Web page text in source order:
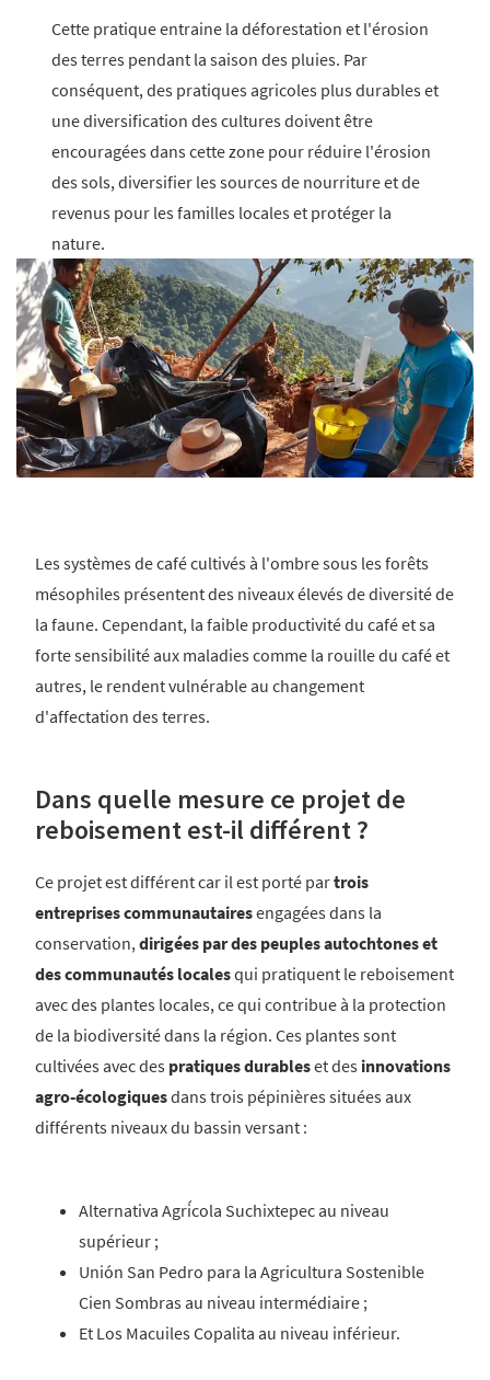
Cette pratique entraine la déforestation et l'érosion
des terres pendant la saison des pluies. Par
conséquent, des pratiques agricoles plus durables et
une diversification des cultures doivent être
encouragées dans cette zone pour réduire l'érosion
des sols, diversifier les sources de nourriture et de
revenus pour les familles locales et protéger la
nature.
Les systèmes de café cultivés à l'ombre sous les forêts
mésophiles présentent des niveaux élevés de diversité de
la faune. Cependant, la faible productivité du café et sa
forte sensibilité aux maladies comme la rouille du café et
autres, le rendent vulnérable au changement
d'affectation des terres.
Dans quelle mesure ce projet de
reboisement est-il différent ?
Ce projet est différent car il est porté partrois
entreprises communautairesengagées dans la
conservation, dirigées par des peuples autochtones et
des communautés localesqui pratiquent le reboisement
avec des plantes locales, ce qui contribue à la protection
de la biodiversité dans la région. Ces plantes sont
cultivées avec des pratiques durableset des innovations
agro-écologiquesdans trois pépinières situées aux
différents niveaux du bassin versant :
Alternativa Agrícola Suchixtepec au niveau
supérieur ;
Unión San Pedro para la Agricultura Sostenible
Cien Sombras au niveau intermédiaire ;
Et Los Macuiles Copalita au niveau inférieur.